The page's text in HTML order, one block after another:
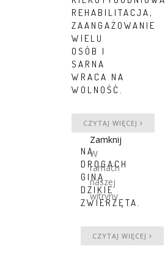
REHABILITACJA,
ZAANGAŻOWANIE
WIELU
OSÓB I
SARNA
WRACA NA
WOLNOŚĆ.
CZYTAJ WIĘCEJ
NA
DROGACH
GINĄ
DZIKIE
ZWIERZĘTA.
CZYTAJ WIĘCEJ
Zamknij
W
ramach
naszej
witryny